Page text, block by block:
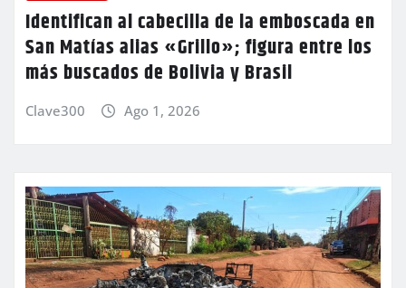
Identifican al cabecilla de la emboscada en
San Matías alias «Grillo»; figura entre los
más buscados de Bolivia y Brasil
Clave300 Ago 1, 2026